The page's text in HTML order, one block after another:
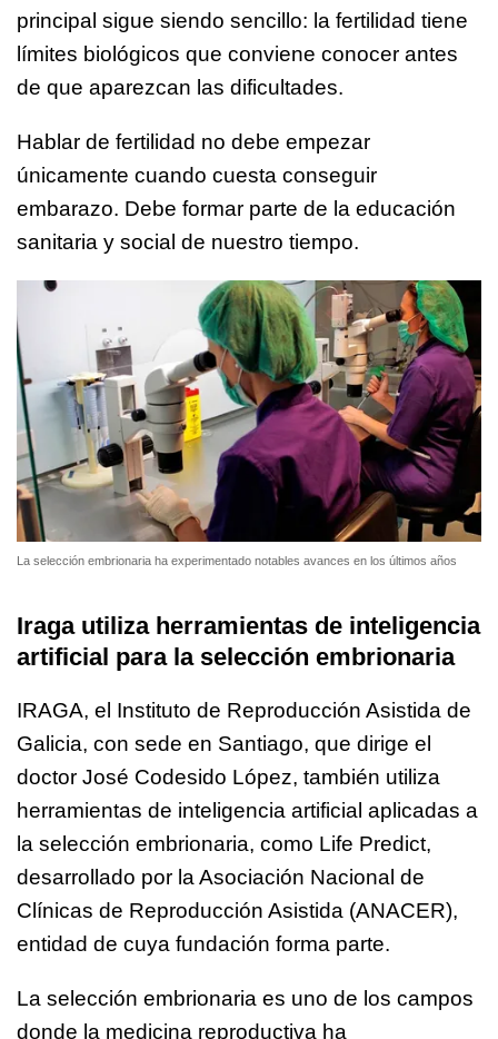
principal sigue siendo sencillo: la fertilidad tiene
límites biológicos que conviene conocer antes
de que aparezcan las dificultades.
Hablar de fertilidad no debe empezar
únicamente cuando cuesta conseguir
embarazo. Debe formar parte de la educación
sanitaria y social de nuestro tiempo.
La selección embrionaria ha experimentado notables avances en los últimos años
Iraga utiliza herramientas de inteligencia
artificial para la selección embrionaria
IRAGA, el Instituto de Reproducción Asistida de
Galicia, con sede en Santiago, que dirige el
doctor José Codesido López, también utiliza
herramientas de inteligencia artificial aplicadas a
la selección embrionaria, como Life Predict,
desarrollado por la Asociación Nacional de
Clínicas de Reproducción Asistida (ANACER),
entidad de cuya fundación forma parte.
La selección embrionaria es uno de los campos
donde la medicina reproductiva ha